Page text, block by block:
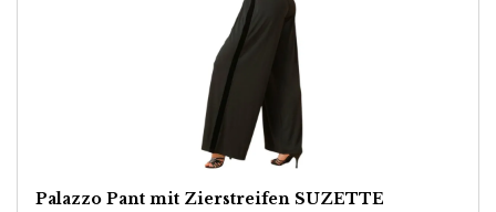
Palazzo Pant mit Zierstreifen SUZETTE